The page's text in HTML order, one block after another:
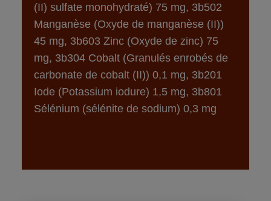
(II) sulfate monohydraté) 75 mg, 3b502
Manganèse (Oxyde de manganèse (II))
45 mg, 3b603 Zinc (Oxyde de zinc) 75
mg, 3b304 Cobalt (Granulés enrobés de
carbonate de cobalt (II)) 0,1 mg, 3b201
Iode (Potassium iodure) 1,5 mg, 3b801
Sélénium (sélénite de sodium) 0,3 mg